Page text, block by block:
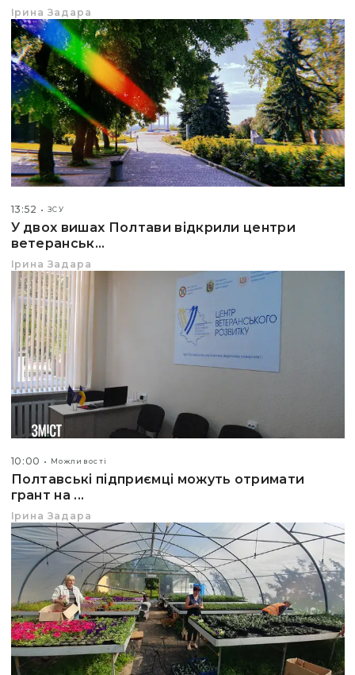
Ірина Задара
13:52 ЗСУ
У двох вишах Полтави відкрили центри
ветеранськ...
Ірина Задара
10:00 Можливості
Полтавські підприємці можуть отримати
грант на ...
Ірина Задара